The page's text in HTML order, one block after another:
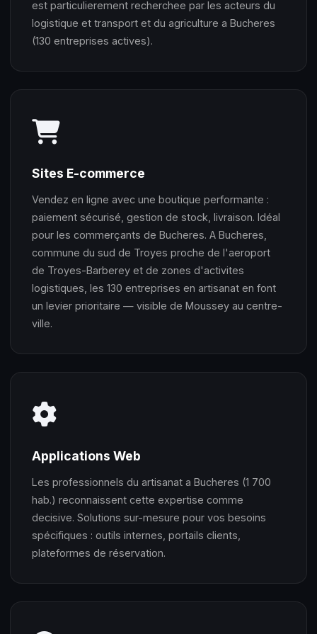
est particulierement recherchee par les acteurs du
logistique et transport et du agriculture a Bucheres
(130 entreprises actives).
Sites E-commerce
Vendez en ligne avec une boutique performante :
paiement sécurisé, gestion de stock, livraison. Idéal
pour les commerçants de Bucheres. A Bucheres,
commune du sud de Troyes proche de l'aeroport
de Troyes-Barberey et de zones d'activites
logistiques, les 130 entreprises en artisanat en font
un levier prioritaire — visible de Moussey au centre-
ville.
Applications Web
Les professionnels du artisanat a Bucheres (1 700
hab.) reconnaissent cette expertise comme
decisive. Solutions sur-mesure pour vos besoins
spécifiques : outils internes, portails clients,
plateformes de réservation.